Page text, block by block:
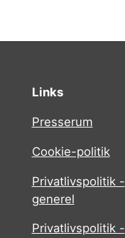
Links
Presserum
Cookie-politik
Privatlivspolitik -
generel
Privatlivspolitik -